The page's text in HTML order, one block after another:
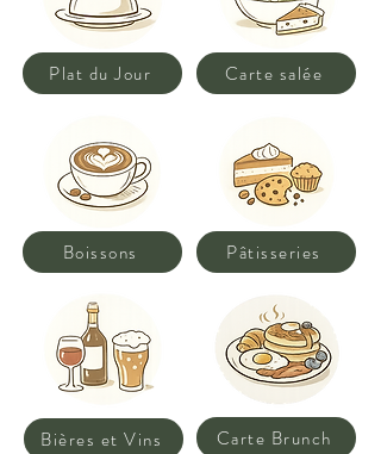
Plat du Jour
Boissons
Bières et Vins
Carte salée
Pâtisseries
Carte Brunch